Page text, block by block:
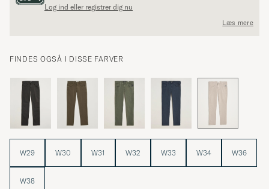
Log ind eller registrer dig nu
Læs mere
FINDES OGSÅ I DISSE FARVER
W29 W30 W31 W32 W33 W34 W36
W38